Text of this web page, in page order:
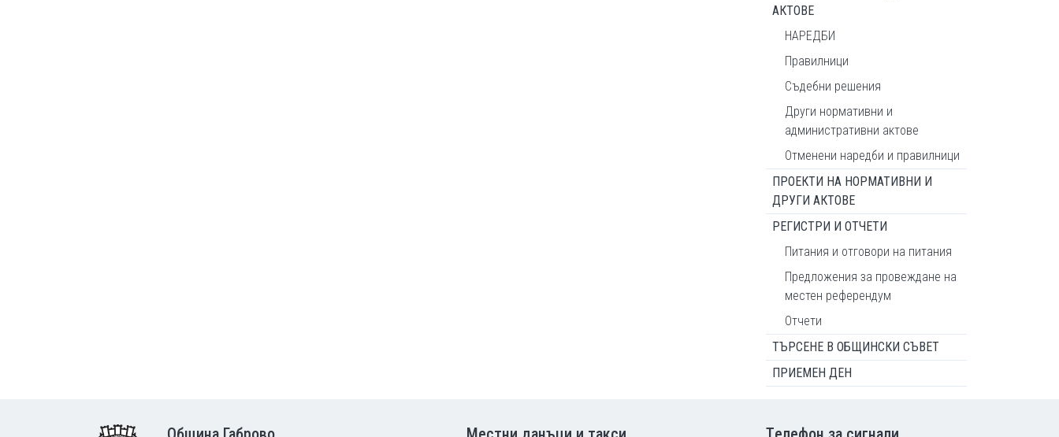
АКТОВЕ
НАРЕДБИ
Правилници
Съдебни решения
Други нормативни и
административни актове
Отменени наредби и правилници
ПРОЕКТИ НА НОРМАТИВНИ И
ДРУГИ АКТОВЕ
РЕГИСТРИ И ОТЧЕТИ
Питания и отговори на питания
Предложения за провеждане на
местен референдум
Отчети
ТЪРСЕНЕ В ОБЩИНСКИ СЪВЕТ
ПРИЕМЕН ДЕН